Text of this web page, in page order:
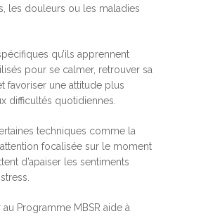
les douleurs ou les maladies
qu’ils apprennent
pour se calmer, retrouver sa
favoriser une attitude plus
difficultés quotidiennes.
techniques comme la
focalisée sur le moment
d’apaiser les sentiments
au Programme MBSR aide à